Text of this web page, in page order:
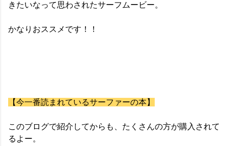
きたいなって思わされたサーフムービー。
かなりおススメです！！
【今一番読まれているサーファーの本】
このブログで紹介してからも、たくさんの方が購入されて
るよー。